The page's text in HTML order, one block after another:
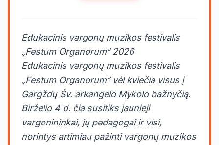
Edukacinis vargonų muzikos festivalis
„Festum Organorum“ 2026
Edukacinis vargonų muzikos festivalis
„Festum Organorum“ vėl kviečia visus į
Gargždų Šv. arkangelo Mykolo bažnyčią.
Birželio 4 d. čia susitiks jaunieji
vargonininkai, jų pedagogai ir visi,
norintys artimiau pažinti vargonų muzikos